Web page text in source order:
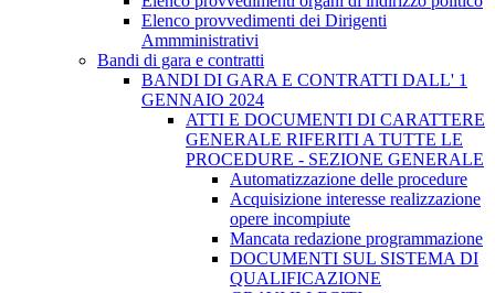
Elenco provvedimenti dei Dirigenti
Ammministrativi
Bandi di gara e contratti
BANDI DI GARA E CONTRATTI DALL' 1
GENNAIO 2024
ATTI E DOCUMENTI DI CARATTERE
GENERALE RIFERITI A TUTTE LE
PROCEDURE - SEZIONE GENERALE
Automatizzazione delle procedure
Acquisizione interesse realizzazione
opere incompiute
Mancata redazione programmazione
DOCUMENTI SUL SISTEMA DI
QUALIFICAZIONE